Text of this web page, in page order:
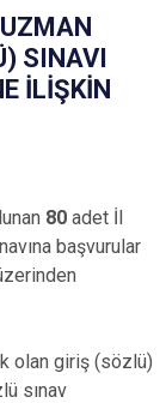
SINAVI
İLİŞKİN
80 adet İl
başvurular
olan giriş (sözlü)
sınav